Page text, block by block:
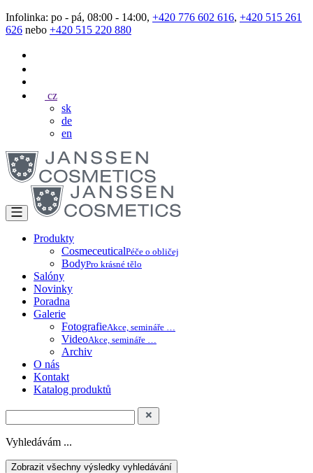
Infolinka: po - pá, 08:00 - 14:00, +420 776 602 616, +420 515 261
626 nebo +420 515 220 880
cz
sk
de
en
Produkty
CosmeceuticalPéče o obličej
BodyPro krásné tělo
Salóny
Novinky
Poradna
Galerie
FotografieAkce, semináře …
VideoAkce, semináře …
Archiv
O nás
Kontakt
Katalog produktů
Vyhledávám ...
Zobrazit všechny výsledky vyhledávání